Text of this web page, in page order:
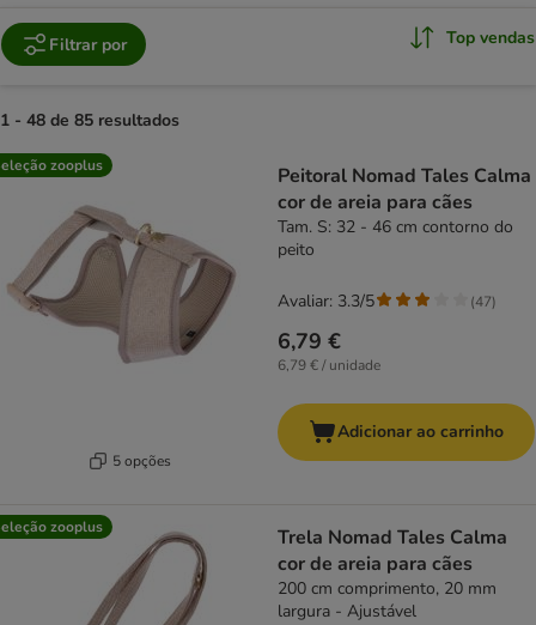
Filtrar por Top vendas
1 - 48 de 85 resultados
product items have been changed
zooplus
5 opções
Peitoral Nomad Tales Calma
cor de areia para cães
Tam. S: 32 - 46 cm contorno do
peito
6,79 €
6,79 € / unidade
Avaliar: 3.3/5 (47)
Adicionar ao carrinho
zooplus
Trela Nomad Tales Calma
cor de areia para cães
200 cm comprimento, 20 mm
largura - Ajustável